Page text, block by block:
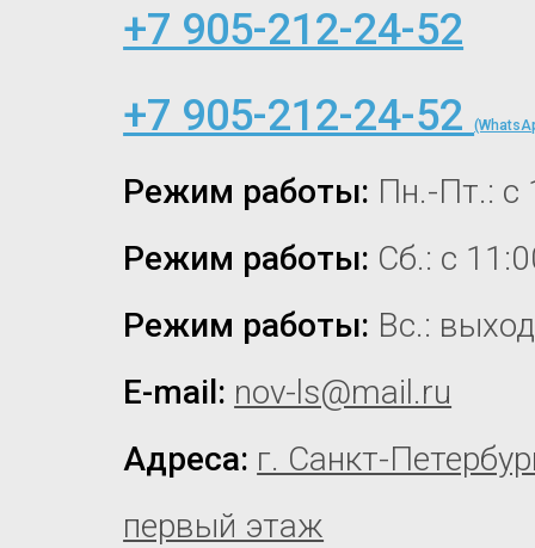
+7 905-212-24-52
+7 905-212-24-52
Режим работы: Пн.-Пт.: с
Режим работы: Сб.: с
Режим работы: Вс.:
E-mail: nov-ls@mail.ru
Адреса: г. Санкт-
первый этаж